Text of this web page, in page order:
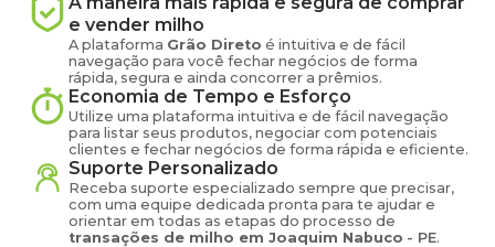
e vender milho
A plataforma Grão Direto é intuitiva e de fácil
navegação para você fechar negócios de forma
rápida, segura e ainda concorrer a prêmios.
Economia de Tempo e Esforço
Utilize uma plataforma intuitiva e de fácil navegação
para listar seus produtos, negociar com potenciais
clientes e fechar negócios de forma rápida e eficiente.
Suporte Personalizado
Receba suporte especializado sempre que precisar,
com uma equipe dedicada pronta para te ajudar e
orientar em todas as etapas do processo de
transações de milho em Joaquim Nabuco - PE.